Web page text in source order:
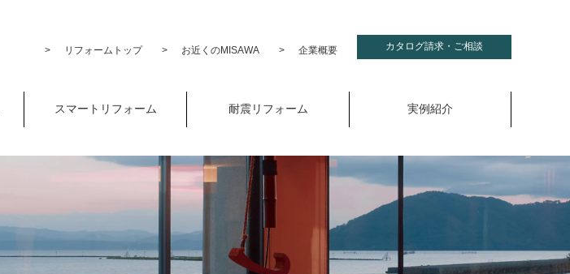
リフォームトップ お近くのMISAWA 企業概要 カタログ請求・ご相談
スマートリフォーム 耐震リフォーム 実例紹介